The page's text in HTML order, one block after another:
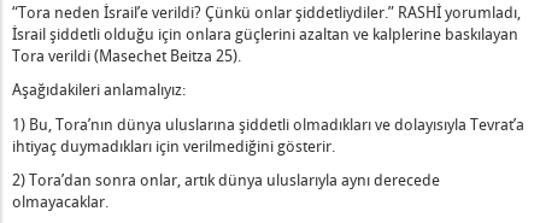
“Tora neden İsrail’e verildi? Çünkü onlar şiddetliydiler.” RASHİ yorumladı,
İsrail şiddetli olduğu için onlara güçlerini azaltan ve kalplerine baskılayan
Tora verildi (Masechet Beitza 25).
Aşağıdakileri anlamalıyız:
1) Bu, Tora’nın dünya uluslarına şiddetli olmadıkları ve dolayısıyla Tevrat’a
ihtiyaç duymadıkları için verilmediğini gösterir.
2) Tora’dan sonra onlar, artık dünya uluslarıyla aynı derecede
olmayacaklar.